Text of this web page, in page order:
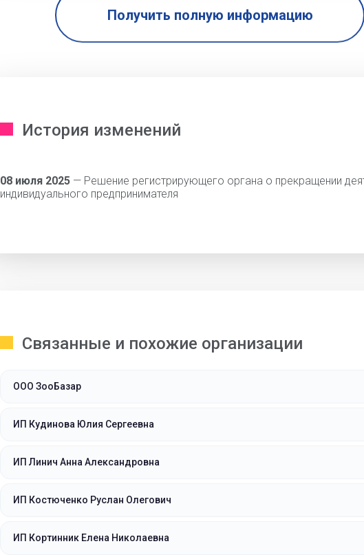
Получить полную информацию
История изменений
08 июля 2025— Решение регистрирующего органа о прекращении
индивидуального предпринимателя
Связанные и похожие организации
ООО ЗооБазар
ИП Кудинова Юлия Сергеевна
ИП Линич Анна Александровна
ИП Костюченко Руслан Олегович
ИП Кортинник Елена Николаевна